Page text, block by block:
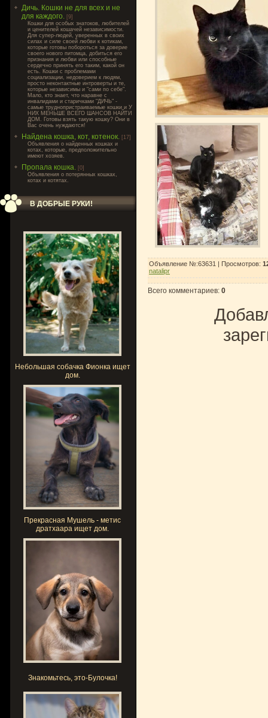
Дичь. Кошки не для всех и не
для каждого. [9]
Кошки для особых знатоков, любителей
и ценителей кошачей независимости.
Для супер-людей, уверенных в своих
силах и силе своей любви к котикам,
которые готовы побороться за доверие
своего нового питомца, добиться его
признания и любви или способные
сердечно принять его таким, какой он
есть. Кошки с проблемами
социализации, недоверием к людям,
просто неконтактные интроверты и те,
которые независимы и "сами по себе".
Мало, кто знает, что наравне с
инвалидами и старичками "ДИЧЬ" -
самые труднопристраиваемые кошки и У
НИХ МЕНЬШЕ ВСЕГО ШАНСОВ НАЙТИ
ДОМ. Готовы взять такую кошку? Они в
Вас очень нуждаются!
Найдена кошка, кот, котенок. [17]
Объявления о найденных кошках и
котах, которые, предположительно
имеют хозяев.
Пропала кошка. [0]
Объявления о потерянных кошках,
котах и котятах.
В ДОБРЫЕ РУКИ!
Небольшая собачка Фионка ищет
дом.
Прекрасная Мушель - метис
дратхаара ищет дом.
Знакомьтесь, это-Булочка!
Объявление №:63631 | Просмотров:
natalipr
Всего комментариев: 0